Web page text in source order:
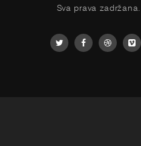
Sva prava zadržana.